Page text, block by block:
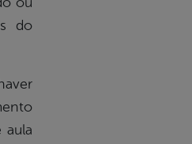
do
aula